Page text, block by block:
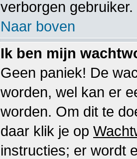
verborgen gebruiker.
Naar boven
Ik ben mijn
Geen paniek! De
worden, wel kan er
worden. Om dit te
daar klik je op
instructies; er wordt